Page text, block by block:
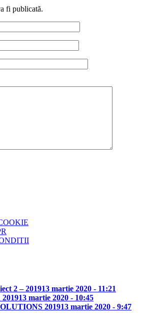
fi publicată.
2 – 201913 martie 2020 - 11:21
13 martie 2020 - 10:45
201913 martie 2020 - 9:47